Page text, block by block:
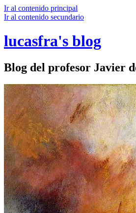
Ir al contenido principal
Ir al contenido secundario
lucasfra's blog
Blog del profesor Javier